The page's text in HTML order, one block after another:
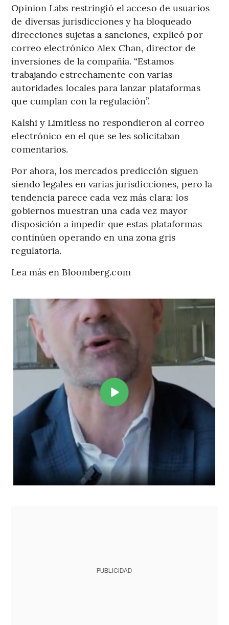
Opinion Labs restringió el acceso de usuarios
de diversas jurisdicciones y ha bloqueado
direcciones sujetas a sanciones, explicó por
correo electrónico Alex Chan, director de
inversiones de la compañía. “Estamos
trabajando estrechamente con varias
autoridades locales para lanzar plataformas
que cumplan con la regulación”.
Kalshi y Limitless no respondieron al correo
electrónico en el que se les solicitaban
comentarios.
Por ahora, los mercados predicción siguen
siendo legales en varias jurisdicciones, pero la
tendencia parece cada vez más clara: los
gobiernos muestran una cada vez mayor
disposición a impedir que estas plataformas
continúen operando en una zona gris
regulatoria.
Lea más en Bloomberg.com
PUBLICIDAD